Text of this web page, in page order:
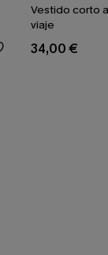
Vestido corto
viaje
34,00 €